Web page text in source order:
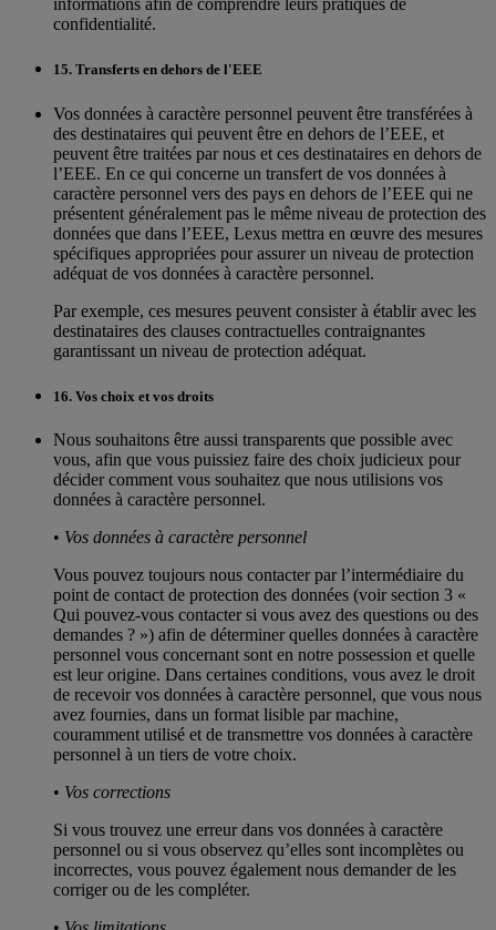
informations afin de comprendre leurs pratiques de
confidentialité.
15. Transferts en dehors de l'EEE
Vos données à caractère personnel peuvent être transférées à
des destinataires qui peuvent être en dehors de l’EEE, et
peuvent être traitées par nous et ces destinataires en dehors de
l’EEE. En ce qui concerne un transfert de vos données à
caractère personnel vers des pays en dehors de l’EEE qui ne
présentent généralement pas le même niveau de protection des
données que dans l’EEE, Lexus mettra en œuvre des mesures
spécifiques appropriées pour assurer un niveau de protection
adéquat de vos données à caractère personnel.
Par exemple, ces mesures peuvent consister à établir avec les
destinataires des clauses contractuelles contraignantes
garantissant un niveau de protection adéquat.
16. Vos choix et vos droits
Nous souhaitons être aussi transparents que possible avec
vous, afin que vous puissiez faire des choix judicieux pour
décider comment vous souhaitez que nous utilisions vos
données à caractère personnel.
• Vos données à caractère personnel
Vous pouvez toujours nous contacter par l’intermédiaire du
point de contact de protection des données (voir section 3 «
Qui pouvez-vous contacter si vous avez des questions ou des
demandes ? ») afin de déterminer quelles données à caractère
personnel vous concernant sont en notre possession et quelle
est leur origine. Dans certaines conditions, vous avez le droit
de recevoir vos données à caractère personnel, que vous nous
avez fournies, dans un format lisible par machine,
couramment utilisé et de transmettre vos données à caractère
personnel à un tiers de votre choix.
• Vos corrections
Si vous trouvez une erreur dans vos données à caractère
personnel ou si vous observez qu’elles sont incomplètes ou
incorrectes, vous pouvez également nous demander de les
corriger ou de les compléter.